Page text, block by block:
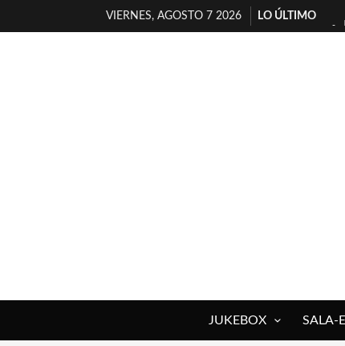
VIERNES, AGOSTO 7 2026
LO ÚLTIMO
JUKEBOX SALA-